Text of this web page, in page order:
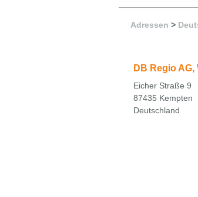
Adressen >
DB Regio
Eicher Straße 9
87435 Kempten
Deutschland